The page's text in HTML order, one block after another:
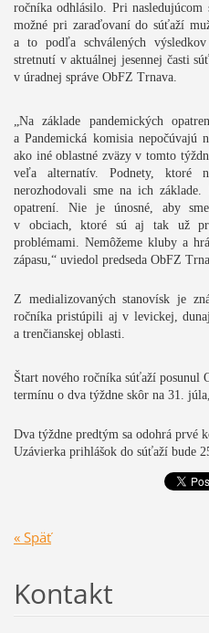
ročníka odhlásilo. Pri
možné pri zaraďovaní do súťaží
a to podľa schválených
stretnutí v aktuálnej jesennej časti
v úradnej správe ObFZ Trnava.
„Na základe pandemických
a Pandemická komisia nepočúvajú
ako iné oblastné zväzy v tomto
veľa alternatív. Podnety, ktoré
nerozhodovali sme na ich
opatrení. Nie je únosné, aby
v obciach, ktoré sú aj tak už
problémami. Nemôžeme kluby a
zápasu,“ uviedol predseda ObFZ
Z medializovaných stanovísk je
ročníka pristúpili aj v levickej,
a trenčianskej oblasti.
Štart nového ročníka súťaží posunul
termínu o dva týždne skôr na 31.
Dva týždne predtým sa odohrá prvé
Uzávierka prihlášok do súťaží bude
« Späť
Kontakt